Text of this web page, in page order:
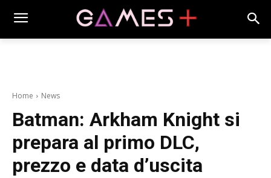
Home News
Batman: Arkham Knight si
prepara al primo DLC,
prezzo e data d’uscita